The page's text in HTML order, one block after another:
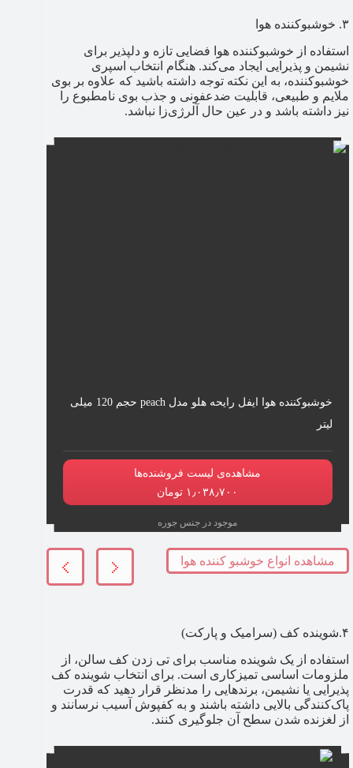
۳. خوشبوکننده هوا
استفاده از خوشبوکننده هوا فضایی تازه و دلپذیر برای
نشیمن و پذیرایی ایجاد می‌کند. هنگام انتخاب اسپری
خوشبوکننده، به این نکته توجه داشته باشید که علاوه بر بوی
ملایم و طبیعی، قابلیت ضدعفونی و جذب بوی نامطبوع را
نیز داشته باشد و در عین حال آلرژی‌زا نباشد.
خوشبوکننده هوا ایفل رایحه هلو مدل peach حجم 120 میلی
لیتر
مشاهده‌ی لیست فروشنده‌ها
۱٫۰۳۸٫۷۰۰ تومان
موجود در جنس جوره
مشاهده انواع خوشبو کننده هوا
۴.شوینده کف (سرامیک و پارکت)
استفاده از یک شوینده مناسب برای تی زدن کف سالن، از
ملزومات اساسی تمیزکاری است. برای انتخاب شوینده کف
پذیرایی یا نشیمن، برندهایی را مدنظر قرار دهید که قدرت
پاک‌کنندگی بالایی داشته باشند و به کفپوش آسیب نرسانند و
از لغزنده شدن سطح آن جلوگیری کنند.